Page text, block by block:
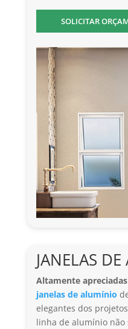
SOLICITAR
JANELAS
Altamente
janelas de alumínio
elegantes dos
linha de alumínio não